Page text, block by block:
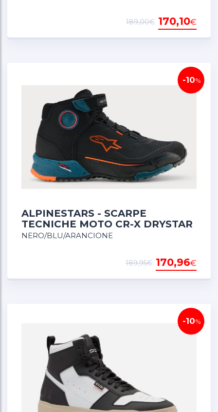
170,10€
189,00€
ALPINESTARS - SCARPE
TECNICHE MOTO CR-X DRYSTAR
NERO/BLU/ARANCIONE
170,96€
189,95€
-10%
-10%